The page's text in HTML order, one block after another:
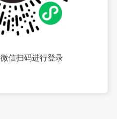
微信扫码进行登录